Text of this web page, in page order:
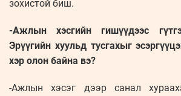
зохистой биш.
-Ажлын хэсгийн гишүүдээс
Эрүүгийн хуульд тусгахыг
хэр олон байна вэ?
-Ажлын хэсэг дээр санал